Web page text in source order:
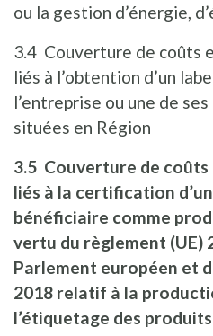
ou la gestion d’énergie,
3.4 Couverture de coûts
liés à l’obtention d’un
l’entreprise ou une de
situées en Région
3.5 Couverture de
liés à la certification
bénéficiaire comme
vertu du règlement (UE)
Parlement européen et
2018 relatif à la
l’étiquetage des